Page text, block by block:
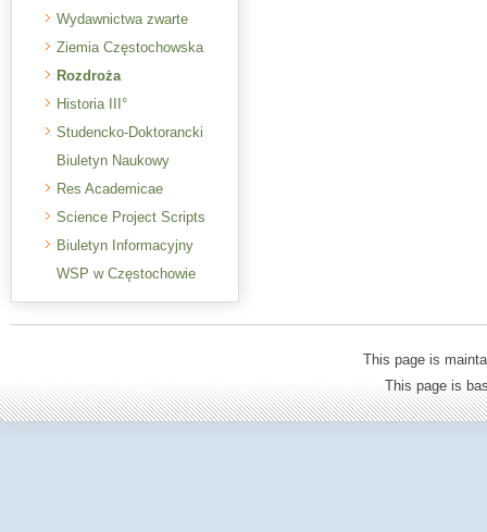
Wydawnictwa zwarte
Ziemia Częstochowska
Rozdroża
Historia III°
Studencko-Doktorancki
Biuletyn Naukowy
Res Academicae
Science Project Scripts
Biuletyn Informacyjny
WSP w Częstochowie
This page is
This page is